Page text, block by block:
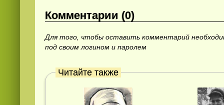
Комментарии (0)
Для того, чтобы оставить комментарий
под своим логином и паролем
Читайте также